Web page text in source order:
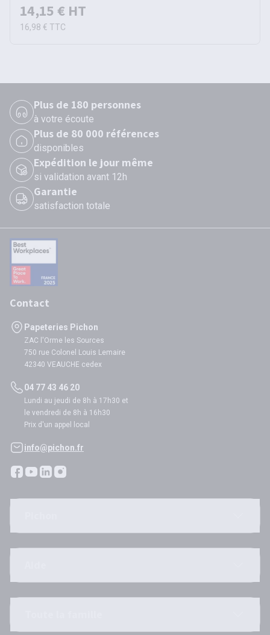
14,15 € HT
16,98 € TTC
Plus de 180 personnes
à votre écoute
Plus de 80 000 références
disponibles
Expédition le jour même
si validation avant 12h
Garantie
satisfaction totale
Contact
Papeteries Pichon
ZAC l'Orme les Sources
750 rue Colonel Louis Lemaire
42340 VEAUCHE cedex
04 77 43 46 20
Lundi au jeudi de 8h à 17h30 et
le vendredi de 8h à 16h30
Prix d'un appel local
info@pichon.fr